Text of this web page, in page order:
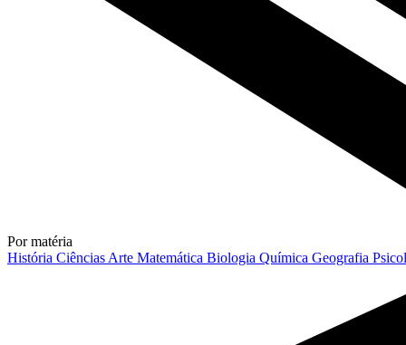
Por matéria
História Ciências Arte Matemática Biologia Química Geografia